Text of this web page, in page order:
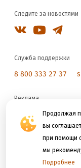
Продолжая
вы
при помощи
мы
Подробнее
Следите за новостями
Служба поддержки
8 800 333 27 37
Реклама
reklama@litres.ru
Мы принимаем к